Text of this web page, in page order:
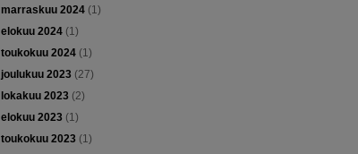
marraskuu 2024(1)
elokuu 2024(1)
toukokuu 2024(1)
joulukuu 2023(27)
lokakuu 2023(2)
elokuu 2023(1)
toukokuu 2023(1)